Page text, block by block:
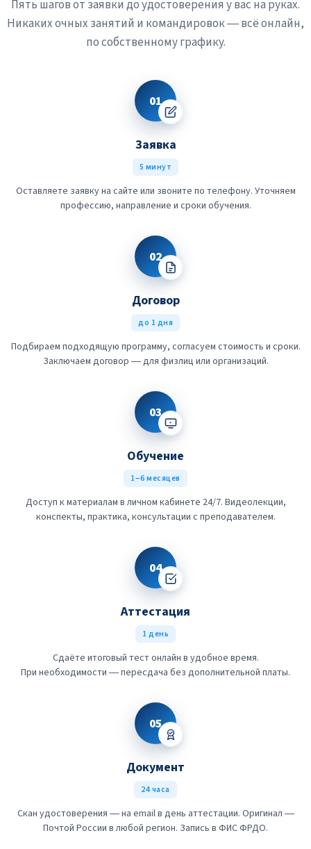
Пять шагов от заявки до удостоверения у вас на руках.
Никаких очных занятий и командировок — всё онлайн,
по собственному графику.
01
Заявка
5 минут
Оставляете заявку на сайте или звоните по телефону. Уточняем
профессию, направление и сроки обучения.
02
Договор
до 1 дня
Подбираем подходящую программу, согласуем стоимость и сроки.
Заключаем договор — для физлиц или организаций.
03
Обучение
1–6 месяцев
Доступ к материалам в личном кабинете 24/7. Видеолекции,
конспекты, практика, консультации с преподавателем.
04
Аттестация
1 день
Сдаёте итоговый тест онлайн в удобное время.
При необходимости — пересдача без дополнительной платы.
05
Документ
24 часа
Скан удостоверения — на email в день аттестации. Оригинал —
Почтой России в любой регион. Запись в ФИС ФРДО.